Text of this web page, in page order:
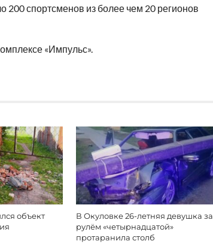
200 спортсменов из более чем 20 регионов
«Импульс».
объект
В Окуловке 26-летняя девушка за
рулём «четырнадцатой»
протаранила столб